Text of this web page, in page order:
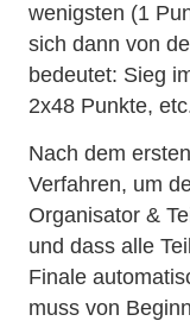
wenigsten (1
sich dann von
bedeutet: Sieg
2x48 Punkte,
Nach dem
Verfahren, um
Organisator &
und dass alle
Finale
muss von